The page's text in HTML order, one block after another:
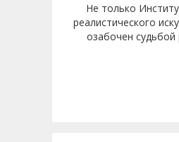
Не только
реалистического
озабочен судьбой